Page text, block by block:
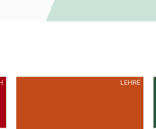
LEHRE